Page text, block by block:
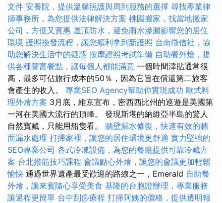
文件 安養院，提供溫馨照護與周到服務的選擇 尋找專業律
師事務所，為您提供法律解決方案 桃園搬家，找當地搬家
公司，方便又實惠 屋頂防水，避免雨水滲漏影響您的居住
環境 護照換發流程，讓您順利拿到新護照 台南徵信社，協
助您解決生活中的疑惑 按摩證照考試準備 自助餐外燴，提
供各種豐富餐點，讓每個人都能滿意 一個時間津貼通常很
高，最多可佔旅行成本的50％，因為它旨在償還第二旅客
會產生的收入。 專業SEO Agency幫助你實現成功 歐式料
理外燴方案 3月底，維京宣布，密西西比州的巡遊是美國第
一河在美國大流行的頂峰。 發現斯堪的納維亞半島的驚人
自然寶藏，只能用船隻看。 牆壁漏水修復，快速有效的牆
面漏水處理 打掃家裡，讓您的居住環境更舒適 實力堅強的
SEO專業公司 各式冷凍設備，為您的餐廳提供可靠冷藏方
案 台北撥筋技巧課程 會議點心外燴，讓您的會議更加輕鬆
愉快 通過世界遺產最受歡迎的路線之一，Emerald 自助餐
外燴，讓來賓隨心享受美食 基隆的台胞證辦理，專業服務
讓過程更簡單 台中刮痧療程 打掃阿姨的價格，提供透明報